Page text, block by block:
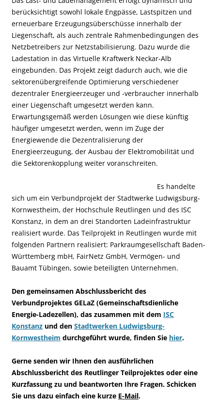
berücksichtigt sowohl lokale Engpässe, Lastspitzen und
erneuerbare Erzeugungsüberschüsse innerhalb der
Liegenschaft, als auch zentrale Rahmenbedingungen des
Netzbetreibers zur Netzstabilisierung. Dazu wurde die
Ladestation in das Virtuelle Kraftwerk Neckar-Alb
eingebunden. Das Projekt zeigt dadurch auch, wie die
sektorenübergreifende Optimierung verschiedener
dezentraler Energieerzeuger und ‑verbraucher innerhalb
einer Liegenschaft umgesetzt werden kann.
Erwartungsgemäß werden Lösungen wie diese künftig
häufiger umgesetzt werden, wenn im Zuge der
Energiewende die Dezentralisierung der
Energieerzeugung, der Ausbau der Elektromobilität und
die Sektorenkopplung weiter voranschreiten.
Es handelte
sich um ein Verbundprojekt der Stadtwerke Ludwigsburg-
Kornwestheim, der Hochschule Reutlingen und des ISC
Konstanz, in dem an drei Standorten Ladeinfrastruktur
realisiert wurde. Das Teilprojekt in Reutlingen wurde mit
folgenden Partnern realisiert: Parkraumgesellschaft Baden-
Württemberg mbH, FairNetz GmbH, Vermögen- und
Bauamt Tübingen, sowie beteiligten Unternehmen.
Den gemeinsamen Abschlussbericht des
Verbundprojektes GELaZ (Gemeinschaftsdienliche
Energie-Ladezellen), das zusammen mit dem ISC
Konstanz und den Stadtwerken Ludwigsburg-
Kornwestheim durchgeführt wurde, finden Sie hier.
Gerne senden wir Ihnen den ausführlichen
Abschlussbericht des Reutlinger Teilprojektes oder eine
Kurzfassung zu und beantworten Ihre Fragen. Schicken
Sie uns dazu einfach eine kurze E-Mail.